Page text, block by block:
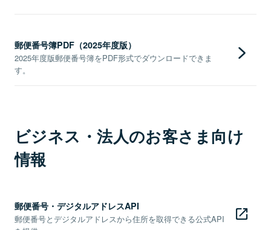
郵便番号簿PDF（2025年度版）
2025年度版郵便番号簿をPDF形式でダウンロードできま
す。
ビジネス・法人のお客さま向け
情報
郵便番号・デジタルアドレスAPI
郵便番号とデジタルアドレスから住所を取得できる公式API